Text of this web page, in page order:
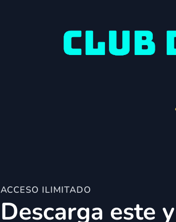
ACCESO ILIMITADO
Descarga este